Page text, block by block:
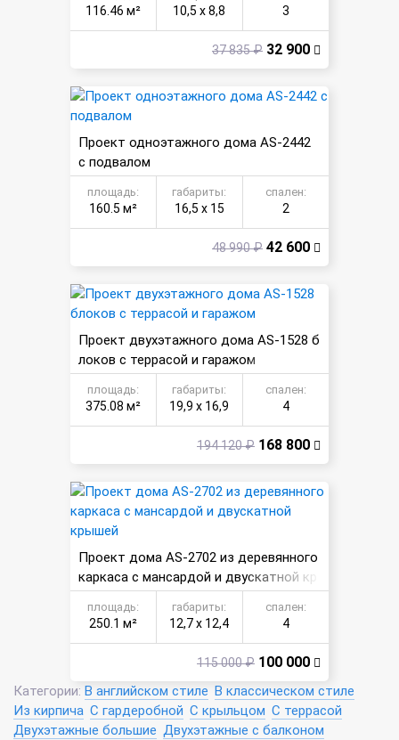
116.46 м² 10,5 х 8,8 3
37 835 ₽ 32 900
Проект одноэтажного дома AS-2442
с подвалом
площадь:
160.5 м²
габариты:
16,5 х 15
спален:
2
48 990 ₽ 42 600
Проект двухэтажного дома AS-1528 б
локов с террасой и гаражом
площадь:
375.08 м²
габариты:
19,9 х 16,9
спален:
4
194 120 ₽ 168 800
Проект дома AS-2702 из деревянного
каркаса с мансардой и двускатной кр
ышей
площадь:
250.1 м²
габариты:
12,7 х 12,4
спален:
4
115 000 ₽ 100 000
Категории: В английском стиле В классическом стиле
Из кирпича С гардеробной С крыльцом С террасой
Двухэтажные большие Двухэтажные с балконом